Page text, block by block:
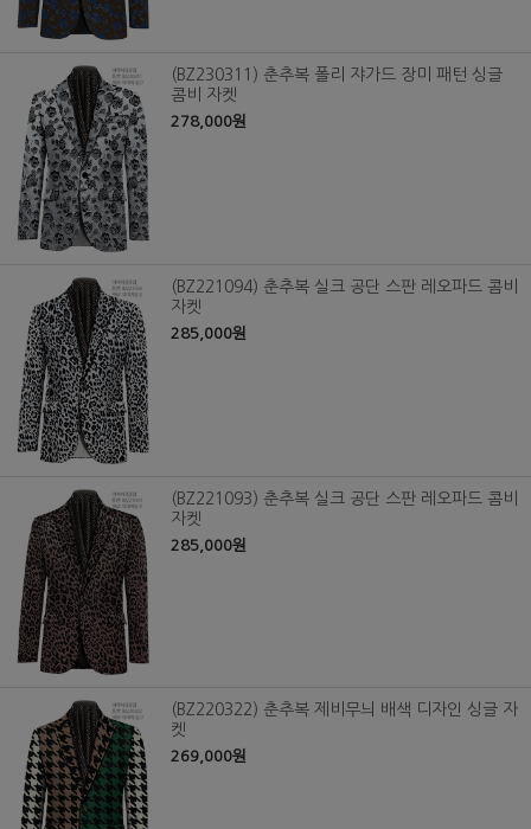
(BZ230311) 춘추복 폴리 쟈가드 장미 패턴 싱글
콤비 자켓
278,000원
(BZ221094) 춘추복 실크 공단 스판 레오파드 콤비
자켓
285,000원
(BZ221093) 춘추복 실크 공단 스판 레오파드 콤비
자켓
285,000원
(BZ220322) 춘추복 제비무늬 배색 디자인 싱글 자
켓
269,000원